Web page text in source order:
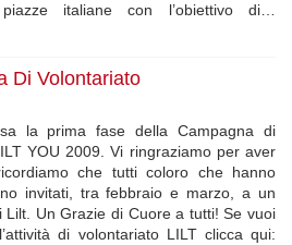
italiane con l’obiettivo di…
Di Volontariato
la prima fase della Campagna di
YOU 2009. Vi ringraziamo per aver
che tutti coloro che hanno
invitati, tra febbraio e marzo, a un
Lilt. Un Grazie di Cuore a tutti! Se vuoi
di volontariato LILT clicca qui: